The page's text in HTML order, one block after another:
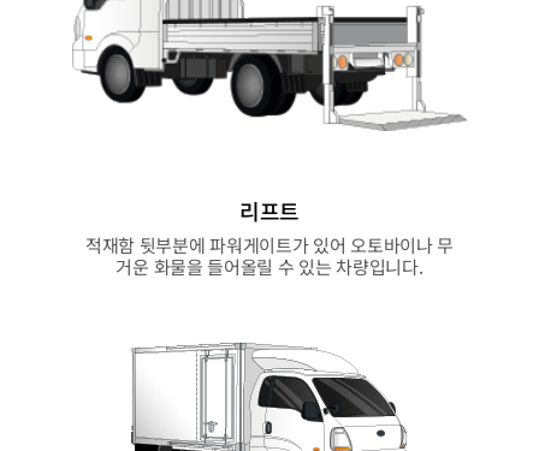
리프트
적재함 뒷부분에 파워게이트가 있어 오토바이나 무
거운 화물을 들어올릴 수 있는 차량입니다.